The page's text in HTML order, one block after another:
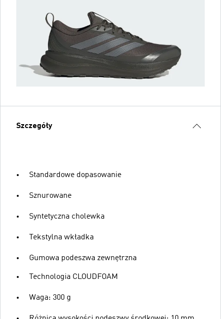
Szczegóły
Standardowe dopasowanie
Sznurowane
Syntetyczna cholewka
Tekstylna wkładka
Gumowa podeszwa zewnętrzna
Technologia CLOUDFOAM
Waga: 300 g